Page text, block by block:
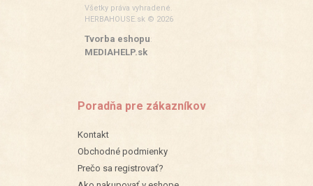
Všetky práva vyhradené.
HERBAHOUSE.sk © 2026
Tvorba eshopu:
MEDIAHELP.sk
Poradňa pre zákazníkov
Kontakt
Obchodné podmienky
Prečo sa registrovať?